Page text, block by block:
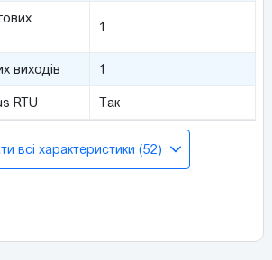
1
виходів 1
RTU Так
всі характеристики (52)